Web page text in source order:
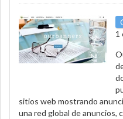
1
sitios web mostrando
una red global de anuncios,